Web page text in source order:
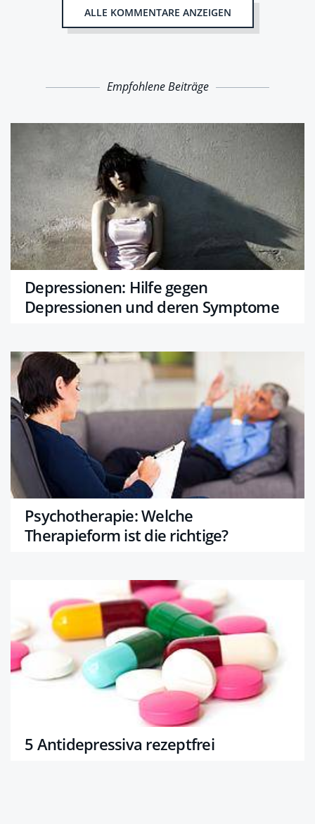
ALLE KOMMENTARE ANZEIGEN
Empfohlene Beiträge
Depressionen: Hilfe gegen
Depressionen und deren Symptome
Psychotherapie: Welche
Therapieform ist die richtige?
5 Antidepressiva rezeptfrei